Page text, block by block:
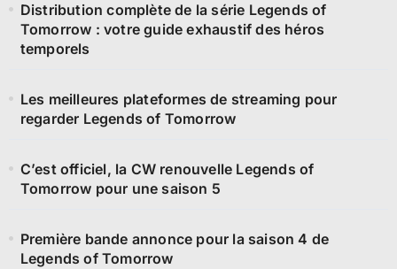
Distribution complète de la série Legends of
Tomorrow : votre guide exhaustif des héros
temporels
Les meilleures plateformes de streaming pour
regarder Legends of Tomorrow
C’est officiel, la CW renouvelle Legends of
Tomorrow pour une saison 5
Première bande annonce pour la saison 4 de
Legends of Tomorrow